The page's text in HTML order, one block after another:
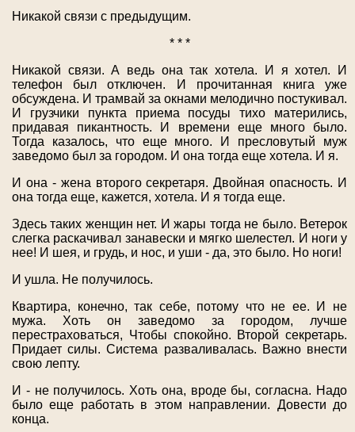
Никакой связи с предыдущим.
* * *
Никакой связи. А ведь она так хотела. И я хотел. И
телефон был отключен. И прочитанная книга уже
обсуждена. И трамвай за окнами мелодично постукивал.
И грузчики пункта приема посуды тихо матерились,
придавая пикантность. И времени еще много было.
Тогда казалось, что еще много. И пресловутый муж
заведомо был за городом. И она тогда еще хотела. И я.
И она - жена второго секретаря. Двойная опасность. И
она тогда еще, кажется, хотела. И я тогда еще.
Здесь таких женщин нет. И жары тогда не было. Ветерок
слегка раскачивал занавески и мягко шелестел. И ноги у
нее! И шея, и грудь, и нос, и уши - да, это было. Но ноги!
И ушла. Не получилось.
Квартира, конечно, так себе, потому что не ее. И не
мужа. Хоть он заведомо за городом, лучше
перестраховаться, Чтобы спокойно. Второй секретарь.
Придает силы. Система разваливалась. Важно внести
свою лепту.
И - не получилось. Хоть она, вроде бы, согласна. Надо
было еще работать в этом направлении. Довести до
конца.